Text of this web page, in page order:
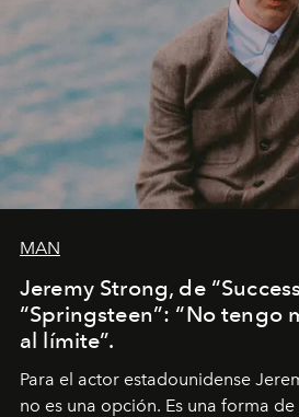
MAN
Jeremy Strong, de
“Springsteen”: “No tengo
al límite”.
Para el actor estadounidense
no es una opción. Es una forma